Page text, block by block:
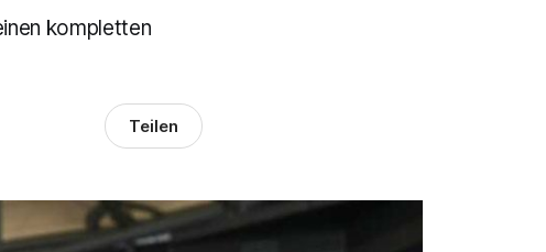
kompletten
Teilen